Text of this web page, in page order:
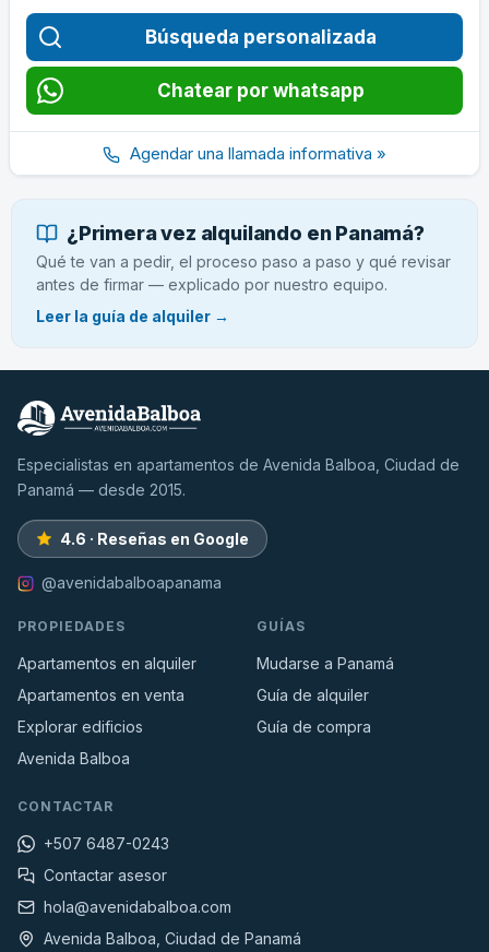
Búsqueda personalizada
Chatear por whatsapp
Agendar una llamada informativa »
¿Primera vez alquilando en Panamá?
Qué te van a pedir, el proceso paso a paso y qué revisar
antes de firmar — explicado por nuestro equipo.
Leer la guía de alquiler →
Especialistas en apartamentos de Avenida Balboa, Ciudad de
Panamá — desde 2015.
4.6 · Reseñas en Google
@avenidabalboapanama
PROPIEDADES
Apartamentos en alquiler
Apartamentos en venta
Explorar edificios
Avenida Balboa
GUÍAS
Mudarse a Panamá
Guía de alquiler
Guía de compra
CONTACTAR
+507 6487-0243
Contactar asesor
hola@avenidabalboa.com
Avenida Balboa, Ciudad de Panamá